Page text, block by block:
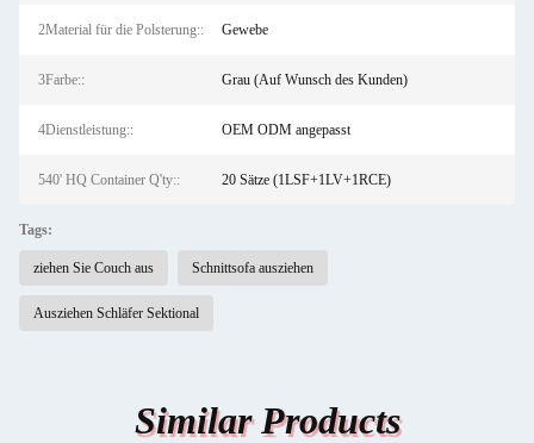
2Material für die Polsterung:: Gewebe
3Farbe:: Grau (Auf Wunsch des Kunden)
4Dienstleistung:: OEM ODM angepasst
540' HQ Container Q'ty:: 20 Sätze (1LSF+1LV+1RCE)
Tags:
ziehen Sie Couch aus Schnittsofa ausziehen
Ausziehen Schläfer Sektional
Similar Products